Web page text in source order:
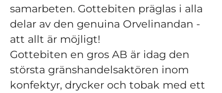
samarbeten. Gottebiten präglas i alla
delar av den genuina Orvelinandan -
att allt är möjligt!
Gottebiten en gros AB är idag den
största gränshandelsaktören inom
konfektyr, drycker och tobak med ett